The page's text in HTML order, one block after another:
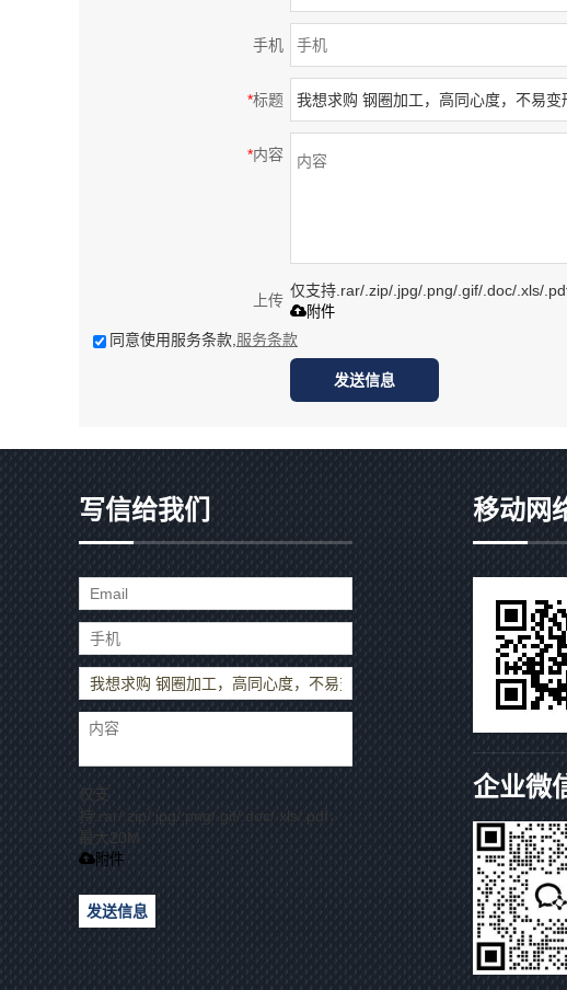
手机
*标题
*内容
上传
仅支持.rar/.zip/.jpg/.png/.gif/.doc/.xls/
附件
同意使用服务条款, 服务条款
发送信息
写信给我们
仅支
持.rar/.zip/.jpg/.png/.gif/.doc/.xls/.pdf，
最大20M
附件
发送信息
移动网
企业微